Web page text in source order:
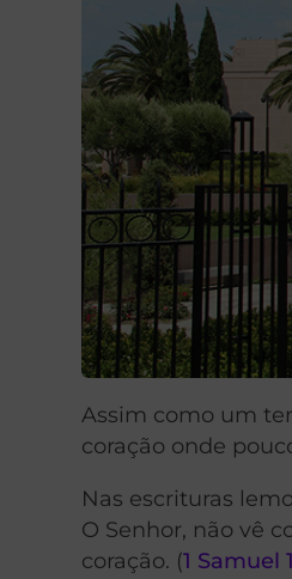
Assim como um
coração onde
Nas escrituras
O Senhor, não vê
coração. (1 Samuel